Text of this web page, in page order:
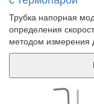
Трубка напорная
определения
методом измерения